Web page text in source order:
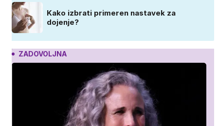
Kako izbrati primeren nastavek za
dojenje?
ZADOVOLJNA